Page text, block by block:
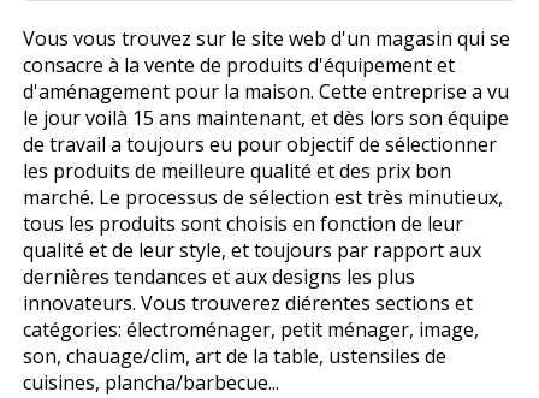
Vous vous trouvez sur le site web d'un magasin qui se
consacre à la vente de produits d'équipement et
d'aménagement pour la maison. Cette entreprise a vu
le jour voilà 15 ans maintenant, et dès lors son équipe
de travail a toujours eu pour objectif de sélectionner
les produits de meilleure qualité et des prix bon
marché. Le processus de sélection est très minutieux,
tous les produits sont choisis en fonction de leur
qualité et de leur style, et toujours par rapport aux
dernières tendances et aux designs les plus
innovateurs. Vous trouverez différentes sections et
catégories: électroménager, petit ménager, image,
son, chauffage/clim, art de la table, ustensiles de
cuisines, plancha/barbecue...